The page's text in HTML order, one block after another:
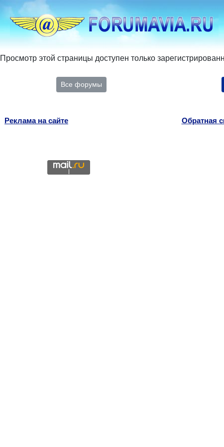
Просмотр этой страницы доступен только
Все форумы
Реклама на сайте Обратная